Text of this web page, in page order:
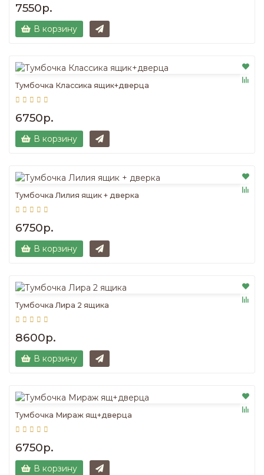
7550р.
В корзину
Тумбочка Классика ящик+дверца
6750р.
В корзину
Тумбочка Лилия ящик + дверка
6750р.
В корзину
Тумбочка Лира 2 ящика
8600р.
В корзину
Тумбочка Мираж ящ+дверца
6750р.
В корзину